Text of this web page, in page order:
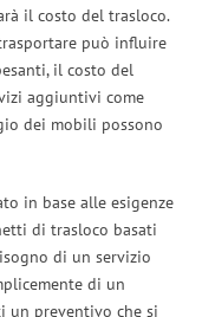
il costo del trasloco.
può influire
il costo del
aggiuntivi come
dei mobili possono
in base alle esigenze
di trasloco basati
di un servizio
di un
un preventivo che si